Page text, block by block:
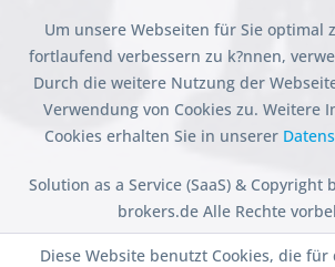
Um unsere Webseiten für Sie optimal
fortlaufend verbessern zu k?nnen,
Durch die weitere Nutzung der
Verwendung von Cookies zu. Weitere
Cookies erhalten Sie in unserer
Solution as a Service (SaaS) & Copyright
brokers.de Alle Rechte
Diese Website benutzt Cookies, die